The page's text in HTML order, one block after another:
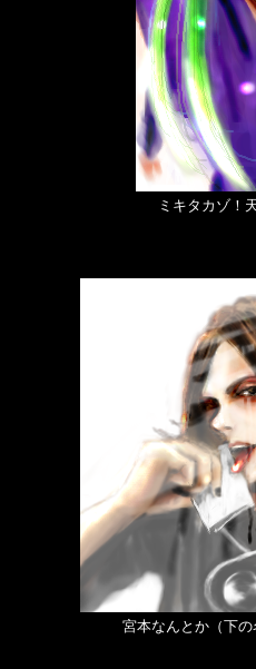
ミキタカゾ！
宮本なんとか（下